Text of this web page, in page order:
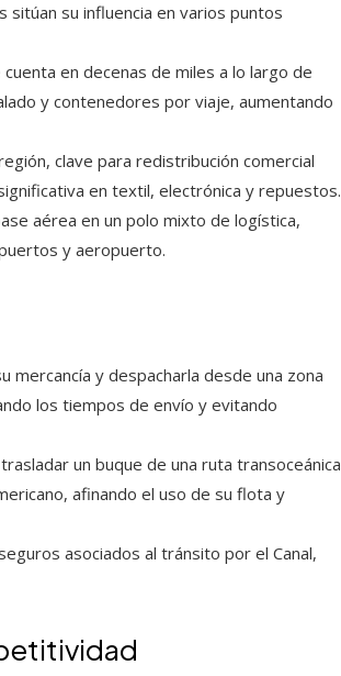
su influencia en varios puntos
en decenas de miles a lo largo de
y contenedores por viaje, aumentando
clave para redistribución comercial
en textil, electrónica y repuestos.
aérea en un polo mixto de logística,
y aeropuerto.
y despacharla desde una zona
los tiempos de envío y evitando
un buque de una ruta transoceánica
afinando el uso de su flota y
asociados al tránsito por el Canal,